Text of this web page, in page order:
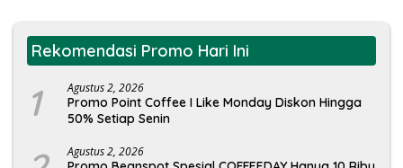
Rekomendasi Promo Hari Ini
1 Agustus 2, 2026
Promo Point Coffee I Like Monday Diskon Hingga
50% Setiap Senin
Agustus 2, 2026